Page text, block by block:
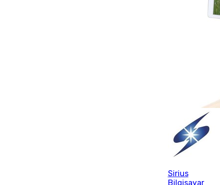
Sirius
Bilgisayar